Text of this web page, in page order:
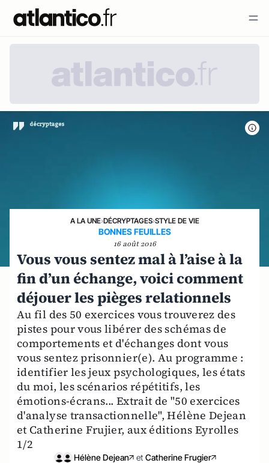
A LA UNE›DÉCRYPTAGES›STYLE DE VIE
BONNES FEUILLES
16 août 2016
Vous vous sentez mal à l’aise à la
fin d’un échange, voici comment
déjouer les pièges relationnels
Au fil des 50 exercices vous trouverez des
pistes pour vous libérer des schémas de
comportements et d'échanges dont vous
vous sentez prisonnier(e). Au programme :
identifier les jeux psychologiques, les états
du moi, les scénarios répétitifs, les
émotions-écrans... Extrait de "50 exercices
d'analyse transactionnelle", Hélène Dejean
et Catherine Frujier, aux éditions Eyrolles
1/2
Hélène Dejean et Catherine Frugier